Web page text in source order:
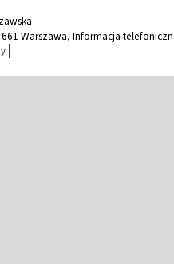
Warszawa, Informacja